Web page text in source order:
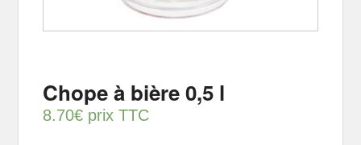
Chope à bière 0,5 l
8.70€ prix TTC